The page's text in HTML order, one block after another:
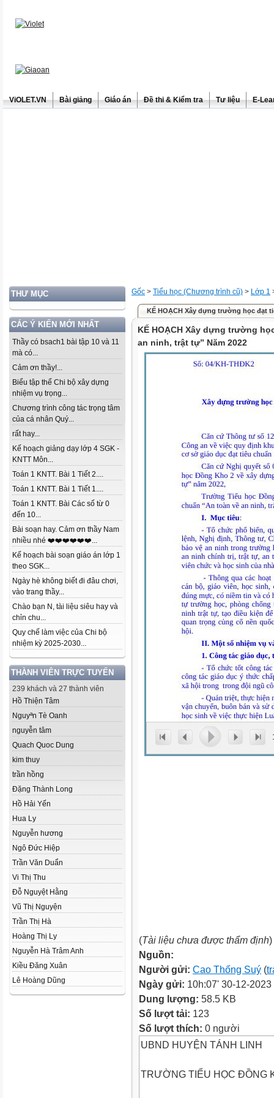
ViOLET.VN Bài giảng Giáo án Đề thi & Kiểm tra Tư liệu E-
THƯ MỤC
CÁC Ý KIẾN MỚI NHẤT
Thầy có bsach1 bài tập 10 và 11
mà có...
Cảm ơn thầy!...
Biểu tập thể Chi bộ xây dựng
nhiệm vụ trọng...
Chương trình công tác trọng tâm
của cá nhân Quý...
rất hay...
Kế hoạch giảng dạy lớp 4 SGK -
KNTT Môn...
Toán 1 KNTT. Bài 1 Tiết 2....
Toán 1 KNTT. Bài 1 Tiết 1....
Toán 1 KNTT. Bài Các số từ 0
đến 10...
Bài soạn hay. Cảm ơn thầy Nam
nhiều nhé ❤️❤️❤️❤️❤️❤️...
Kế hoạch bài soạn giáo án lớp 1
theo SGK...
Ngày hè không biết đi đâu chơi,
vào trang thầy...
Chào bạn N, tài liệu siêu hay và
chỉn chu...
Quy chế làm việc của Chi bộ
nhiệm kỳ 2025-2030...
THÀNH VIÊN TRỰC TUYẾN
239 khách và 27 thành viên
Hồ Thiện Tâm
Nguyªn Tè Oanh
nguyễn tâm
Quach Quoc Dung
kim thuy
trần hồng
Đặng Thành Long
Hồ Hải Yến
Hua Ly
Nguyễn hương
Ngô Đức Hiệp
Trần Văn Duẩn
Vi Thị Thu
Đỗ Nguyệt Hằng
Vũ Thị Nguyện
Trần Thị Hà
Hoàng Thị Ly
Nguyễn Hà Trâm Anh
Kiều Đăng Xuân
Lê Hoàng Dũng
Gốc > Tiểu học (Chương trình cũ) > Lớp 1
KẾ HOẠCH Xây dựng trường học đạt
KẾ HOẠCH Xây dựng trường
an ninh, trật tự” Năm 2022
(Tài liệu chưa được thẩm định)
Nguồn:
Người gửi: Cao Thống Suý (
Ngày gửi: 10h:07' 30-12-2023
Dung lượng: 58.5 KB
Số lượt tải: 123
Số lượt thích: 0 người
UBND HUYỆN TÁNH LINH
TRƯỜNG TIỂU HỌC ĐỒNG